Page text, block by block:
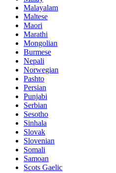
Malayalam
Maltese
Maori
Marathi
Mongolian
Burmese
Nepali
Norwegian
Pashto
Persian
Punjabi
Serbian
Sesotho
Sinhala
Slovak
Slovenian
Somali
Samoan
Scots Gaelic